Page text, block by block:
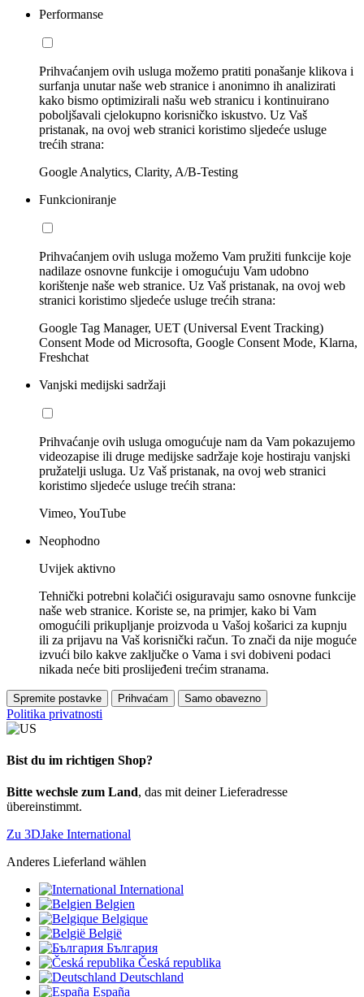
Performanse
Prihvaćanjem ovih usluga možemo pratiti ponašanje klikova i
surfanja unutar naše web stranice i anonimno ih analizirati
kako bismo optimizirali našu web stranicu i kontinuirano
poboljšavali cjelokupno korisničko iskustvo. Uz Vaš
pristanak, na ovoj web stranici koristimo sljedeće usluge
trećih strana:
Google Analytics, Clarity, A/B-Testing
Funkcioniranje
Prihvaćanjem ovih usluga možemo Vam pružiti funkcije koje
nadilaze osnovne funkcije i omogućuju Vam udobno
korištenje naše web stranice. Uz Vaš pristanak, na ovoj web
stranici koristimo sljedeće usluge trećih strana:
Google Tag Manager, UET (Universal Event Tracking)
Consent Mode od Microsofta, Google Consent Mode, Klarna,
Freshchat
Vanjski medijski sadržaji
Prihvaćanje ovih usluga omogućuje nam da Vam pokazujemo
videozapise ili druge medijske sadržaje koje hostiraju vanjski
pružatelji usluga. Uz Vaš pristanak, na ovoj web stranici
koristimo sljedeće usluge trećih strana:
Vimeo, YouTube
Neophodno
Uvijek aktivno
Tehnički potrebni kolačići osiguravaju samo osnovne funkcije
naše web stranice. Koriste se, na primjer, kako bi Vam
omogućili prikupljanje proizvoda u Vašoj košarici za kupnju
ili za prijavu na Vaš korisnički račun. To znači da nije moguće
izvući bilo kakve zaključke o Vama i svi dobiveni podaci
nikada neće biti proslijeđeni trećim stranama.
Spremite postavke Prihvaćam Samo obavezno
Politika privatnosti
Bist du im richtigen Shop?
Bitte wechsle zum Land, das mit deiner Lieferadresse
übereinstimmt.
Zu 3DJake International
Anderes Lieferland wählen
International
Belgien
Belgique
België
България
Česká republika
Deutschland
España